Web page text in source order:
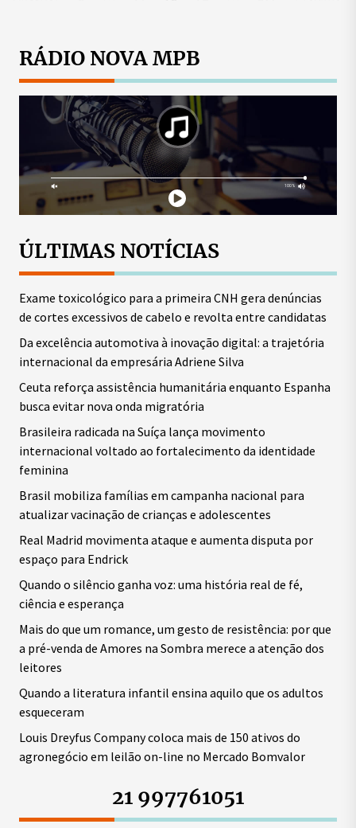
posts
RÁDIO NOVA MPB
ÚLTIMAS NOTÍCIAS
Exame toxicológico para a primeira CNH gera denúncias
de cortes excessivos de cabelo e revolta entre candidatas
Da excelência automotiva à inovação digital: a trajetória
internacional da empresária Adriene Silva
Ceuta reforça assistência humanitária enquanto Espanha
busca evitar nova onda migratória
Brasileira radicada na Suíça lança movimento
internacional voltado ao fortalecimento da identidade
feminina
Brasil mobiliza famílias em campanha nacional para
atualizar vacinação de crianças e adolescentes
Real Madrid movimenta ataque e aumenta disputa por
espaço para Endrick
Quando o silêncio ganha voz: uma história real de fé,
ciência e esperança
Mais do que um romance, um gesto de resistência: por que
a pré-venda de Amores na Sombra merece a atenção dos
leitores
Quando a literatura infantil ensina aquilo que os adultos
esqueceram
Louis Dreyfus Company coloca mais de 150 ativos do
agronegócio em leilão on-line no Mercado Bomvalor
21 997761051